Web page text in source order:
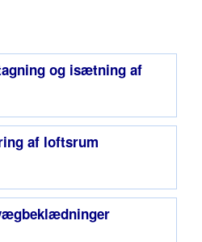
og isætning af
af loftsrum